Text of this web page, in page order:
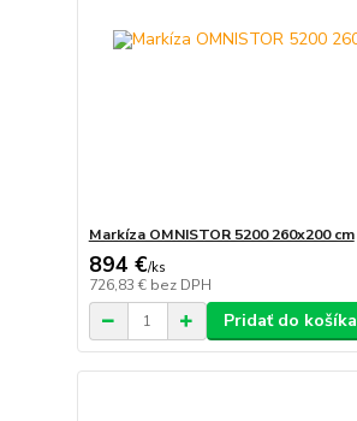
Markíza OMNISTOR 5200 260x200 cm
894 €/ks
726,83 € bez DPH
Pridať do košíka